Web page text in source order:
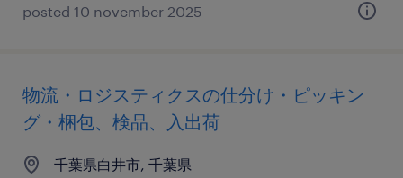
posted 10 november 2025
物流・ロジスティクスの仕分け・ピッキン
グ・梱包、検品、入出荷
千葉県白井市, 千葉県